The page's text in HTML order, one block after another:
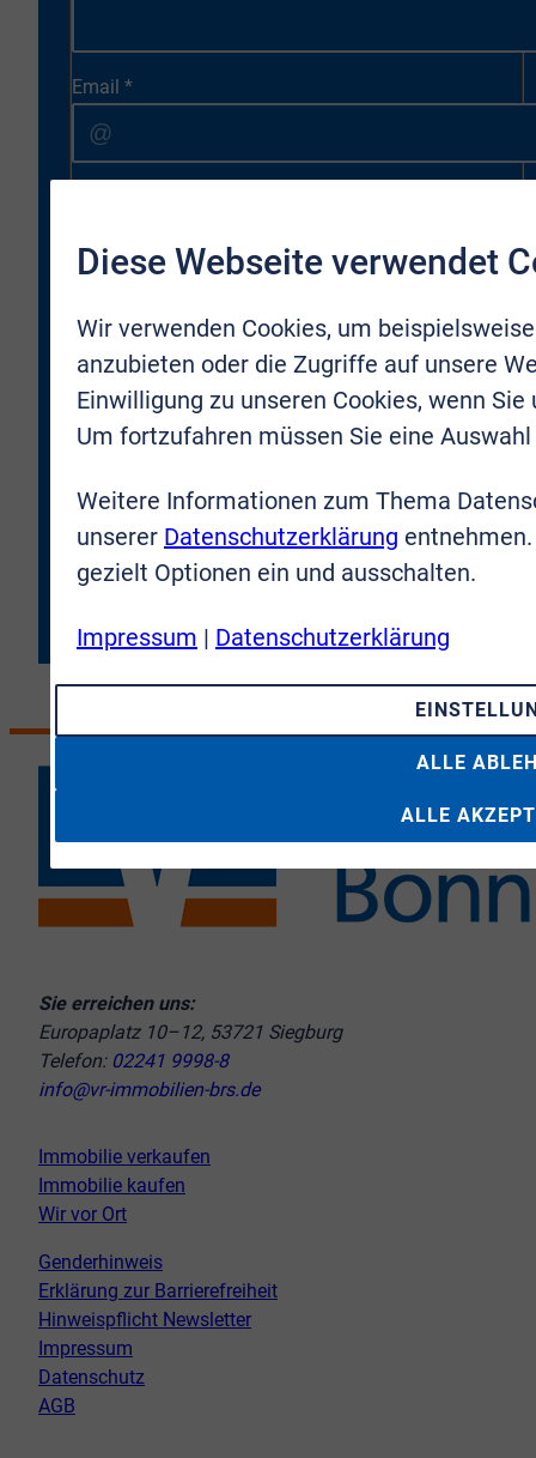
Email *
Bonn Rhein-Sieg GmbH kontaktiert und per E-Mail über
neue Objekte oder Firmenneuigkeiten informiert werden
Zukunft zurücknehmen.
Datenschutzbestimmungengelesen und verstanden
habe. Ich erkläre mich damit einverstanden, dass meine
JETZT ANMELDEN
Sie erreichen uns:
Europaplatz 10–12, 53721 Siegburg
Telefon: 02241 9998-8
info@vr-immobilien-brs.de
Immobilie verkaufen
Immobilie kaufen
Wir vor Ort
Genderhinweis
Erklärung zur Barrierefreiheit
Hinweispflicht Newsletter
Impressum
Datenschutz
AGB
Diese Webseite verwendet
Wir verwenden Cookies, um
anzubieten oder die Zugriffe auf unsere
Einwilligung zu unseren Cookies, wenn
Um fortzufahren müssen Sie eine
Weitere Informationen zum Thema
unserer Datenschutzerklärung
gezielt Optionen ein und ausschalten.
Impressum | Datenschutzerklärung
ALLE
ALLE